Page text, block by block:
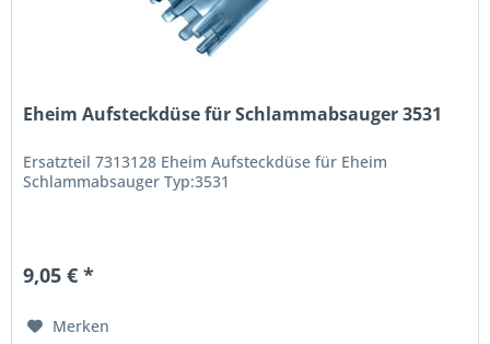
Eheim Aufsteckdüse für Schlammabsauger 3531
Ersatzteil 7313128 Eheim Aufsteckdüse für Eheim
Schlammabsauger Typ:3531
9,05 € *
Merken